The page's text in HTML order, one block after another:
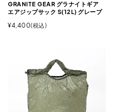
GRANITE GEAR グラナイトギア
エアジップサック S(12L) グレープ
¥4,400 税込